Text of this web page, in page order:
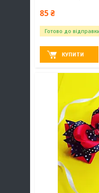
85 ₴
Готово до
КУПИТИ